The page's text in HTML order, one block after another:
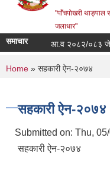
"पाँचपोखरी थाङ्पाल
जलाधार"
समाचार आ.व २०८२/०८३ जेठ
You are here
Home » सहकारी ऐन-२०७४
सहकारी ऐन-२०७४
Submitted on: Thu,
सहकारी ऐन-२०७४